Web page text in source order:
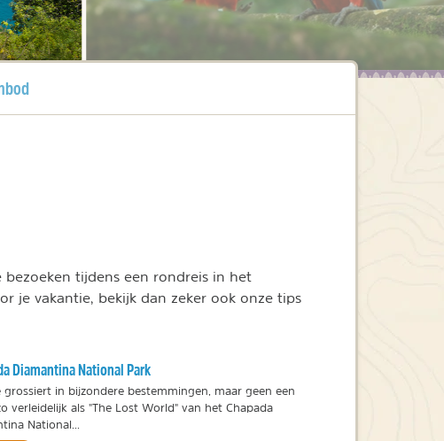
tijdens een rondreis in het
je vakantie, bekijk dan zeker ook onze tips
Diamantina National Park
grossiert in bijzondere bestemmingen, maar geen een
verleidelijk als "The Lost World" van het Chapada
National...